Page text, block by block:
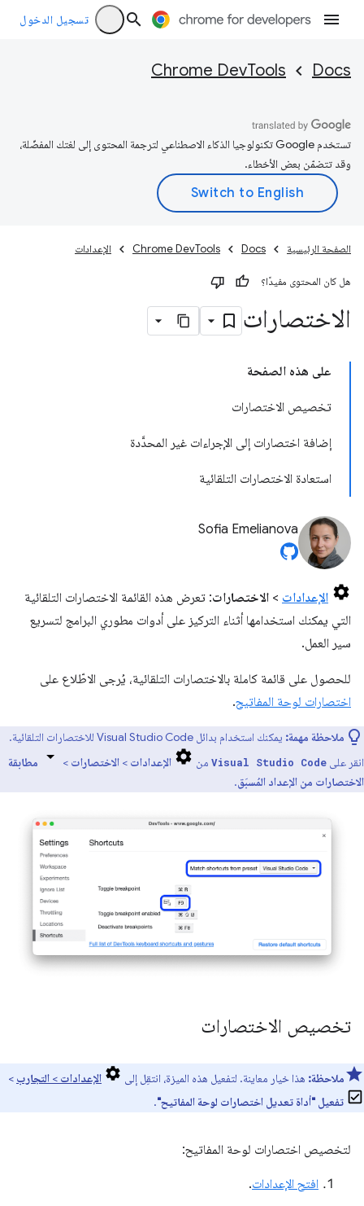
تسجيل الدخول
Docs
Chrome DevTools
تستخدم Google تكنولوجيا الذكاء الاصطناعي لترجمة المحتوى إلى لغتك المفضّلة،
وقد تتضمّن بعض الأخطاء.
الصفحة الرئيسية Docs
Chrome DevTools الإعدادات
هل كان المحتوى مفيدًا؟
الاختصارات
على هذه الصفحة
تخصيص الاختصارات
إضافة اختصارات إلى الإجراءات غير المحدَّدة
استعادة الاختصارات التلقائية
Sofia Emelianova
الإعدادات > الاختصارات: تعرض هذه القائمة الاختصارات التلقائية
التي يمكنك استخدامها أثناء التركيز على أدوات مطوري البرامج لتسريع
سير العمل.
للحصول على قائمة كاملة بالاختصارات التلقائية، يُرجى الاطّلاع على
اختصارات لوحة المفاتيح.
ملاحظة مهمة:
يمكنك استخدام بدائل Visual Studio Code للاختصارات التلقائية.
انقر على Visual Studio Code من الإعدادات > الاختصارات >
مطابقة
الاختصارات من الإعداد المُسبَق.
تخصيص الاختصارات
ملاحظة: هذا خيار معاينة. لتفعيل هذه الميزة، انتقِل إلى الإعدادات > التجارب >
تفعيل "أداة تعديل اختصارات لوحة المفاتيح".
لتخصيص اختصارات لوحة المفاتيح:
افتح الإعدادات.